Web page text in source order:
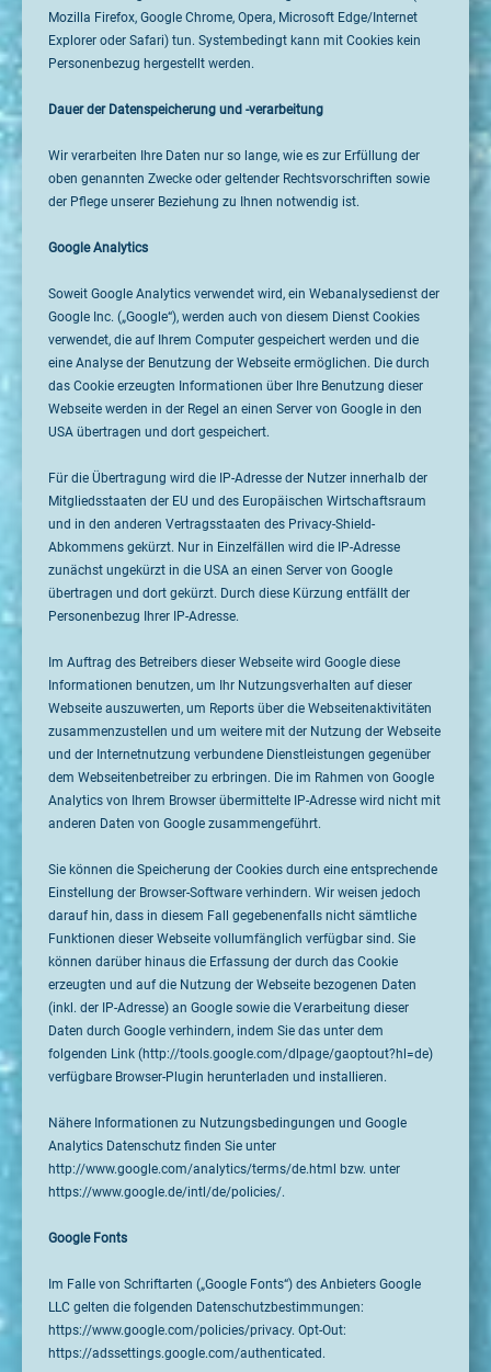
Mozilla Firefox, Google Chrome, Opera, Microsoft Edge/Internet
Explorer oder Safari) tun. Systembedingt kann mit Cookies kein
Personenbezug hergestellt werden.
Dauer der Datenspeicherung und -verarbeitung
Wir verarbeiten Ihre Daten nur so lange, wie es zur Erfüllung der
oben genannten Zwecke oder geltender Rechtsvorschriften sowie
der Pflege unserer Beziehung zu Ihnen notwendig ist.
Google Analytics
Soweit Google Analytics verwendet wird, ein Webanalysedienst der
Google Inc. („Google“), werden auch von diesem Dienst Cookies
verwendet, die auf Ihrem Computer gespeichert werden und die
eine Analyse der Benutzung der Webseite ermöglichen. Die durch
das Cookie erzeugten Informationen über Ihre Benutzung dieser
Webseite werden in der Regel an einen Server von Google in den
USA übertragen und dort gespeichert.
Für die Übertragung wird die IP-Adresse der Nutzer innerhalb der
Mitgliedsstaaten der EU und des Europäischen Wirtschaftsraum
und in den anderen Vertragsstaaten des Privacy-Shield-
Abkommens gekürzt. Nur in Einzelfällen wird die IP-Adresse
zunächst ungekürzt in die USA an einen Server von Google
übertragen und dort gekürzt. Durch diese Kürzung entfällt der
Personenbezug Ihrer IP-Adresse.
Im Auftrag des Betreibers dieser Webseite wird Google diese
Informationen benutzen, um Ihr Nutzungsverhalten auf dieser
Webseite auszuwerten, um Reports über die Webseitenaktivitäten
zusammenzustellen und um weitere mit der Nutzung der Webseite
und der Internetnutzung verbundene Dienstleistungen gegenüber
dem Webseitenbetreiber zu erbringen. Die im Rahmen von Google
Analytics von Ihrem Browser übermittelte IP-Adresse wird nicht mit
anderen Daten von Google zusammengeführt.
Sie können die Speicherung der Cookies durch eine entsprechende
Einstellung der Browser-Software verhindern. Wir weisen jedoch
darauf hin, dass in diesem Fall gegebenenfalls nicht sämtliche
Funktionen dieser Webseite vollumfänglich verfügbar sind. Sie
können darüber hinaus die Erfassung der durch das Cookie
erzeugten und auf die Nutzung der Webseite bezogenen Daten
(inkl. der IP-Adresse) an Google sowie die Verarbeitung dieser
Daten durch Google verhindern, indem Sie das unter dem
folgenden Link (http://tools.google.com/dlpage/gaoptout?hl=de)
verfügbare Browser-Plugin herunterladen und installieren.
Nähere Informationen zu Nutzungsbedingungen und Google
Analytics Datenschutz finden Sie unter
http://www.google.com/analytics/terms/de.html bzw. unter
https://www.google.de/intl/de/policies/.
Google Fonts
Im Falle von Schriftarten („Google Fonts“) des Anbieters Google
LLC gelten die folgenden Datenschutzbestimmungen:
https://www.google.com/policies/privacy. Opt-Out:
https://adssettings.google.com/authenticated.